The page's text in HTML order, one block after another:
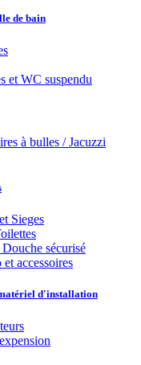
de bain
et WC suspendu
à bulles / Jacuzzi
Sieges
sécurisé
accessoires
d'installation